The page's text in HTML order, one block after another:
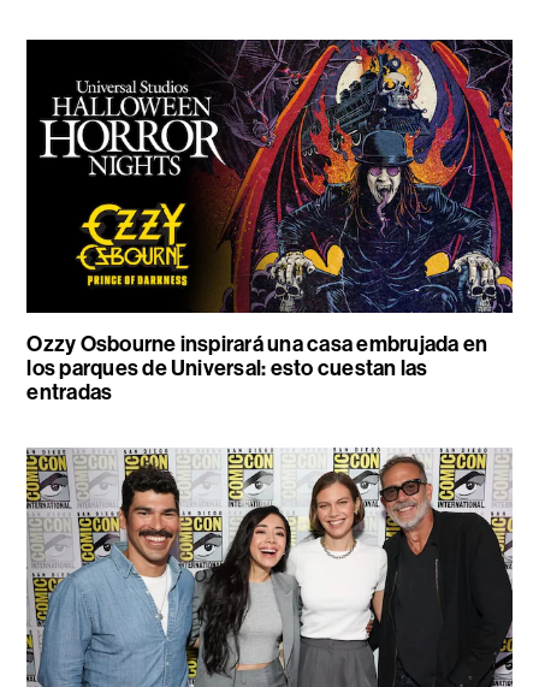
Ozzy Osbourne inspirará una casa embrujada en
los parques de Universal: esto cuestan las
entradas